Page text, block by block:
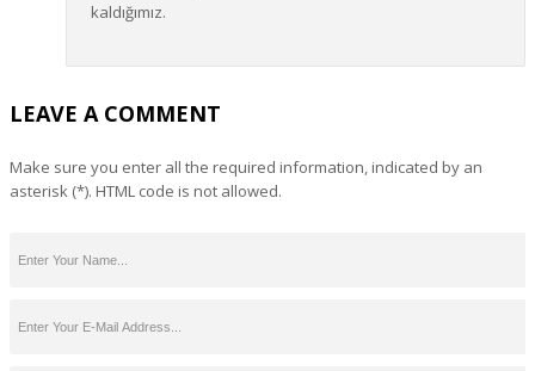
kaldığımız.
LEAVE A COMMENT
Make sure you enter all the required information, indicated by an
asterisk (*). HTML code is not allowed.